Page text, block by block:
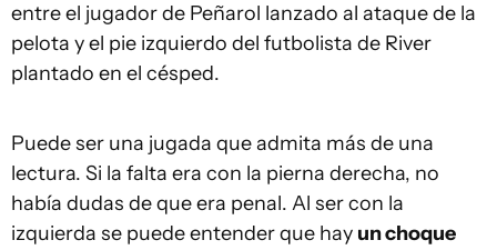
entre el jugador de Peñarol lanzado al ataque de la
pelota y el pie izquierdo del futbolista de River
plantado en el césped.
Puede ser una jugada que admita más de una
lectura. Si la falta era con la pierna derecha, no
había dudas de que era penal. Al ser con la
izquierda se puede entender que hay un choque